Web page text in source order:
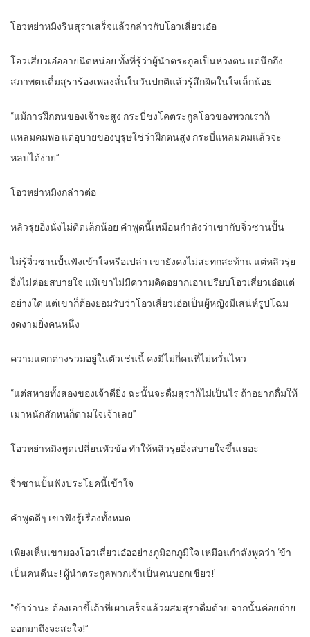
โอวหย่าหมิงรินสุราเสร็จแล้วกล่าวกับโอวเสี่ยวเอ๋อ
โอวเสี่ยวเอ๋ออายนิดหน่อย ทั้งที่รู้ว่าผู้นำตระกูลเป็นห่วงตน แต่นึกถึง
สภาพตนดื่มสุราร้องเพลงลั่นในวันปกติแล้วรู้สึกผิดในใจเล็กน้อย
“แม้การฝึกตนของเจ้าจะสูง กระบี่ชงโคตระกูลโอวของพวกเราก็
แหลมคมพอ แต่อุบายของบุรุษใช่ว่าฝึกตนสูง กระบี่แหลมคมแล้วจะ
หลบได้ง่าย”
โอวหย่าหมิงกล่าวต่อ
หลิวรุ่ยอิ่งนั่งไม่ติดเล็กน้อย คำพูดนี้เหมือนกำลังว่าเขากับจิ่วซานปั้น
ไม่รู้จิ่วซานปั้นฟังเข้าใจหรือเปล่า เขายังคงไม่สะทกสะท้าน แต่หลิวรุ่ย
อิ่งไม่ค่อยสบายใจ แม้เขาไม่มีความคิดอยากเอาเปรียบโอวเสี่ยวเอ๋อแต่
อย่างใด แต่เขาก็ต้องยอมรับว่าโอวเสี่ยวเอ๋อเป็นผู้หญิงมีเสน่ห์รูปโฉม
งดงามยิ่งคนหนึ่ง
ความแตกต่างรวมอยู่ในตัวเช่นนี้ คงมีไม่กี่คนที่ไม่หวั่นไหว
“แต่สหายทั้งสองของเจ้าดียิ่ง ฉะนั้นจะดื่มสุราก็ไม่เป็นไร ถ้าอยากดื่มให้
เมาหนักสักหนก็ตามใจเจ้าเลย”
โอวหย่าหมิงพูดเปลี่ยนหัวข้อ ทำให้หลิวรุ่ยอิ่งสบายใจขึ้นเยอะ
จิ่วซานปั้นฟังประโยคนี้เข้าใจ
คำพูดดีๆ เขาฟังรู้เรื่องทั้งหมด
เพียงเห็นเขามองโอวเสี่ยวเอ๋ออย่างภูมิอกภูมิใจ เหมือนกำลังพูดว่า ‘ข้า
เป็นคนดีนะ! ผู้นำตระกูลพวกเจ้าเป็นคนบอกเชียว!’
“ข้าว่านะ ต้องเอาขี้เถ้าที่เผาเสร็จแล้วผสมสุราดื่มด้วย จากนั้นค่อยถ่าย
ออกมาถึงจะสะใจ!”